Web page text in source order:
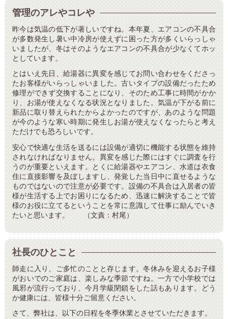
管理のアレやコレや
昨今は気温の低下が著しいですね。本年夏、エアコンの不具合
が多数発生し暑い中冷房が使えずに困った方が多くいらっしゃ
いましたが、冬はそのようなエアコンの不具合が少なくてホッ
としています。
とはいえ先日、給湯器に異変を感じてお問い合わせをくださっ
たお客様がいらっしゃいました。古いタイプの設備だったため
修理ができず交換することになり、そのため工事に時間がかか
り、お湯が使えなくなる状況となりました。気温が下がる前に
新品に取り替えられたからよかったのですが、あのような問題
が今のような寒い時期に発生しお湯が使えなくなったらと考え
ただけでも恐ろしいです。
安心で快適な生活を送るには設備が適切に機能する状態を維持
されなければなりません。異変を感じた際にはすぐに調査を行
うのが重要といえます。とくに給湯器やエアコン、水道は衣食
住に直接影響を及ぼしますし、発覚した当日中に直せるような
ものではないので注意が必要です。設備の不具合は入居者の皆
様が生活する上でお困りになるため、迅速に解決することで皆
様のお役に立てるということを常に意識して仕事に励んでいき
たいと思います。 （文責：村尾）
社長のひとこと
師走に入り、ご多忙のことと存じます。冬休みを迎えるお子様
がおいでのご家庭は、楽しみな季節ですね。一方で小学校では
風邪が流行っており、今月学級閉鎖をした話もあります。どう
か健康には、皆様十分ご留意ください。
さて、弊社は、以下の日程を冬季休業とさせていただきます。